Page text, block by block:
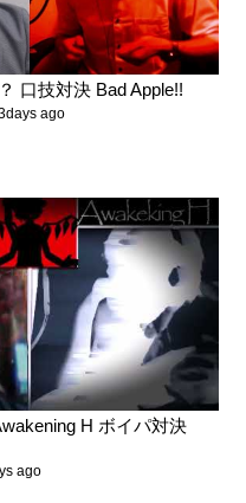
口技対決 Bad Apple!!
ago
H ボイパ対決
ago